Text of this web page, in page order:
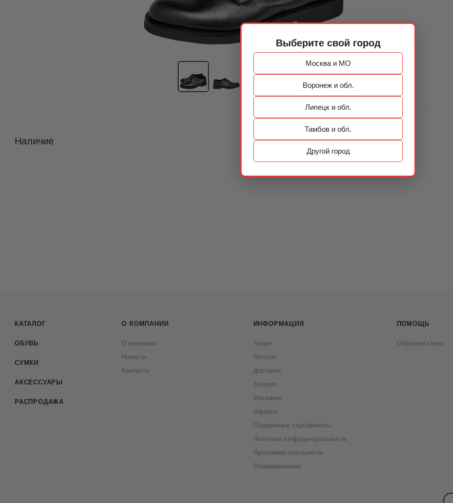
Выберите свой город
Москва и МО
Воронеж и обл.
Липецк и обл.
Тамбов и обл.
Другой город
Наличие
КАТАЛОГ
ОБУВЬ
СУМКИ
АКСЕССУАРЫ
РАСПРОДАЖА
О КОМПАНИИ
О компании
Новости
Контакты
ИНФОРМАЦИЯ
Акции
Оплата
Доставка
Возврат
Магазины
Оферта
Подарочные сертификаты
Политика конфиденциальности
Программа лояльности
Резервирование
ПОМОЩЬ
Обратная связь